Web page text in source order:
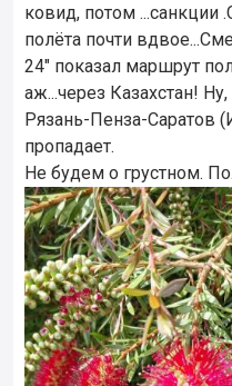
ковид, потом
полёта почти
24" показал маршрут
аж...через Казахстан!
Рязань-Пенза-Саратов
пропадает.
Не будем о грустном.